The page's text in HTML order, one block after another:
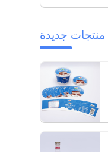
منتجات جديدة